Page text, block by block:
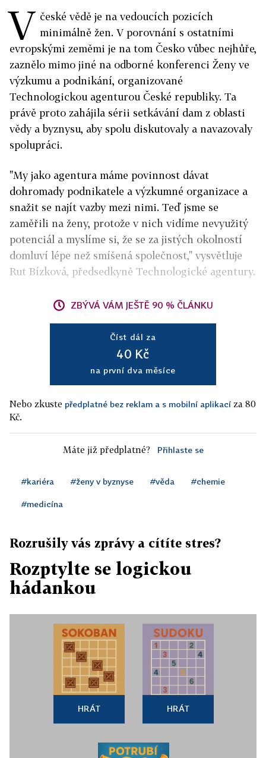
V české vědě je na vedoucích pozicích
minimálně žen. V porovnání s ostatními
evropskými zeměmi je na tom Česko vůbec nejhůře,
zaznělo mimo jiné na odborné konferenci Ženy ve
výzkumu a podnikání, organizované
Technologickou agenturou České republiky. Ta
právě proto zahájila sérii setkávání dam z oblasti
vědy a byznysu, aby spolu diskutovaly a navazovaly
spolupráci.
"My jako agentura máme povinnost dávat
dohromady podnikatele a výzkumné organizace a
snažit se najít vazby mezi nimi. Teď jsme se
zaměřili na ženy, protože v nich vidíme nevyužitý
potenciál a myslíme si, že se za jistých okolností
domluví lépe než smíšená společnost," vysvětluje
Rut Bízková, předsedkyně Technologické agentury.
ZBÝVÁ VÁM JEŠTĚ 90 % ČLÁNKU
Číst dál za
40 Kč
na první dva měsíce
Nebo zkuste předplatné bez reklam a s mobilní aplikací za 80
Kč.
Máte již předplatné? Přihlaste se
#kariéra #ženy v byznyse #věda #chemie
#medicína
Rozrušily vás zprávy a cítíte stres?
Rozptylte se logickou
hádankou
HRÁT HRÁT